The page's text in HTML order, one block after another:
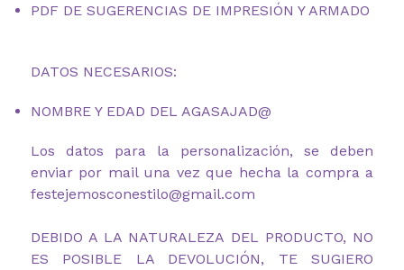
PDF DE SUGERENCIAS DE IMPRESIÓN Y ARMADO
DATOS NECESARIOS:
NOMBRE Y EDAD DEL AGASAJAD@
Los datos para la personalización, se deben
enviar por mail una vez que hecha la compra a
festejemosconestilo@gmail.com
DEBIDO A LA NATURALEZA DEL PRODUCTO, NO
ES POSIBLE LA DEVOLUCIÓN, TE SUGIERO